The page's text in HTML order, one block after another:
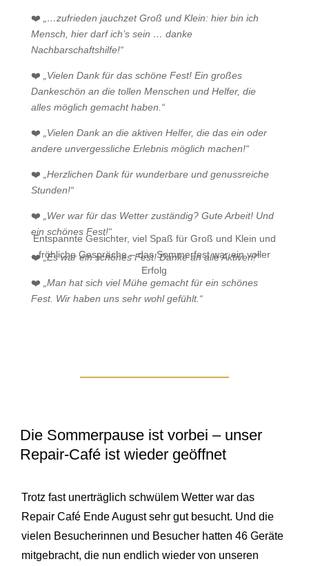
❤️ „…zufrieden jauchzet Groß und Klein: hier bin ich
Mensch, hier darf ich’s sein … danke
Nachbarschaftshilfe!“
❤️ „Vielen Dank für das schöne Fest! Ein großes
Dankeschön an die tollen Menschen und Helfer, die
alles möglich gemacht haben.“
❤️ „Vielen Dank an die aktiven Helfer, die das ein oder
andere unvergessliche Erlebnis möglich machen!“
❤️ „Herzlichen Dank für wunderbare und genussreiche
Stunden!“
❤️ „Wer war für das Wetter zuständig? Gute Arbeit! Und
ein schönes Fest!“
❤️„Es war ein schönes Fest! Danke an alle Aktiven!“
❤️ „Man hat sich viel Mühe gemacht für ein schönes
Fest. Wir haben uns sehr wohl gefühlt.“
Entspannte Gesichter, viel Spaß für Groß und Klein und
fröhliche Gespräche – das Sommerfest war ein voller
Erfolg
Die Sommerpause ist vorbei – unser
Repair-Café ist wieder geöffnet
Trotz fast unerträglich schwülem Wetter war das
Repair Café Ende August sehr gut besucht. Und die
vielen Besucherinnen und Besucher hatten 46 Geräte
mitgebracht, die nun endlich wieder von unseren